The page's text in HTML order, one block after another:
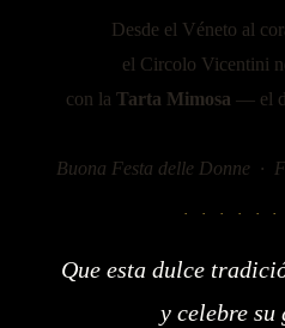
Desde el Véneto al
el Circolo Vicentini
con la Tarta Mimosa — el
Buona Festa delle Donne ·
· · · · · ·
Que esta dulce
y celebre su